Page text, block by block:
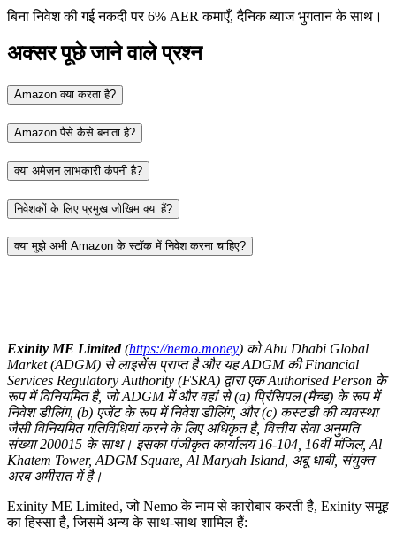
बिना निवेश की गई नकदी पर 6% AER कमाएँ, दैनिक ब्याज भुगतान के साथ।
अक्सर पूछे जाने वाले प्रश्न
Amazon क्या करता है?
Amazon पैसे कैसे बनाता है?
क्या अमेज़न लाभकारी कंपनी है?
निवेशकों के लिए प्रमुख जोखिम क्या हैं?
क्या मुझे अभी Amazon के स्टॉक में निवेश करना चाहिए?
Exinity ME Limited(https://nemo.money) को Abu Dhabi Global
Market (ADGM) से लाइसेंस प्राप्त है और यह ADGM की Financial
Services Regulatory Authority (FSRA) द्वारा एक Authorised Person के
रूप में विनियमित है, जो ADGM में और वहां से (a) प्रिंसिपल (मैच्ड) के रूप में
निवेश डीलिंग, (b) एजेंट के रूप में निवेश डीलिंग, और (c) कस्टडी की व्यवस्था
जैसी विनियमित गतिविधियां करने के लिए अधिकृत है, वित्तीय सेवा अनुमति
संख्या 200015 के साथ। इसका पंजीकृत कार्यालय 16-104, 16वीं मंजिल, Al
Khatem Tower, ADGM Square, Al Maryah Island, अबू धाबी, संयुक्त
अरब अमीरात में है।
Exinity ME Limited, जो Nemo के नाम से कारोबार करती है, Exinity समूह
का हिस्सा है, जिसमें अन्य के साथ-साथ शामिल हैं: